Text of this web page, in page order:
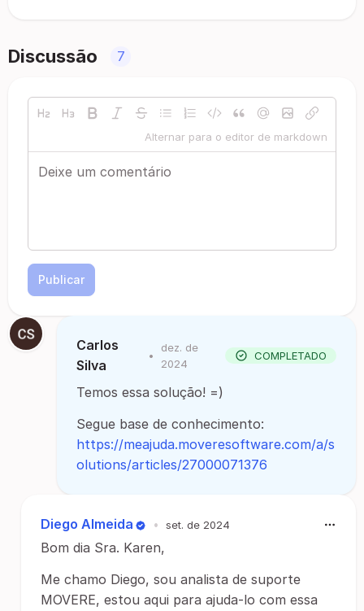
Discussão 7
Alternar para o editor de markdown
Publicar
Carlos
Silva
•
dez. de
2024
COMPLETADO
Temos essa solução! =)
Segue base de conhecimento:
https://meajuda.moveresoftware.com/a/s
olutions/articles/27000071376
Diego Almeida • set. de 2024
Bom dia Sra. Karen,
Me chamo Diego, sou analista de suporte
MOVERE, estou aqui para ajuda-lo com essa